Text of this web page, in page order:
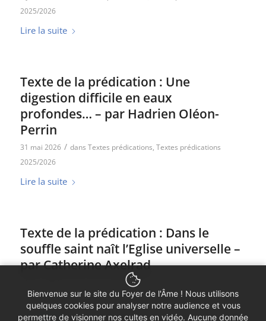
2025/2026
Lire la suite
Texte de la prédication : Une
digestion difficile en eaux
profondes… – par Hadrien Oléon-
Perrin
31 mai 2026 / dans Textes prédications, Textes prédications
2025/2026
Lire la suite
Texte de la prédication : Dans le
souffle saint naît l’Eglise universelle –
par Catherine Axelrad
Textes prédications
2025/2026
Lire la suite
Bienvenue sur le site du Foyer de l'Âme ! Nous utilisons
quelques cookies pour analyser notre audience et vous
permettre de visionner nos cultes en vidéo. Aucune donnée